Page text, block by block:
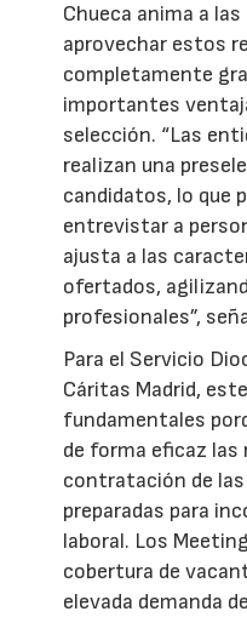
Chueca anima a
aprovechar estos
completamente
importantes
selección. “Las
realizan una
candidatos, lo que
entrevistar a
ajusta a las
ofertados,
profesionales”,
Para el Servicio
Cáritas Madrid,
fundamentales
de forma eficaz las
contratación de
preparadas para
laboral. Los
cobertura de
elevada demanda